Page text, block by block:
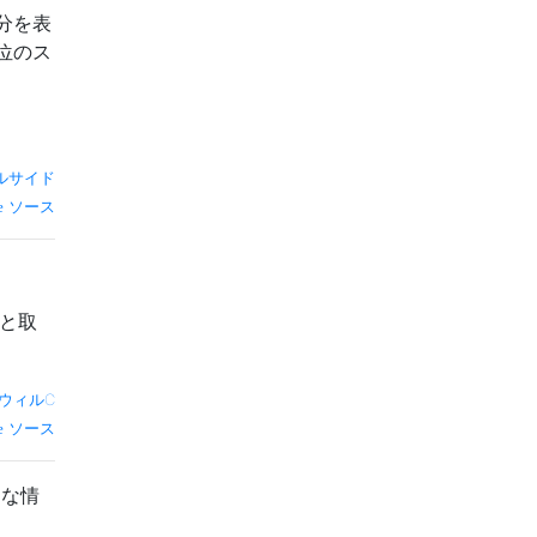
を表
のス
サイド
ソース
取
ィルC
ソース
情